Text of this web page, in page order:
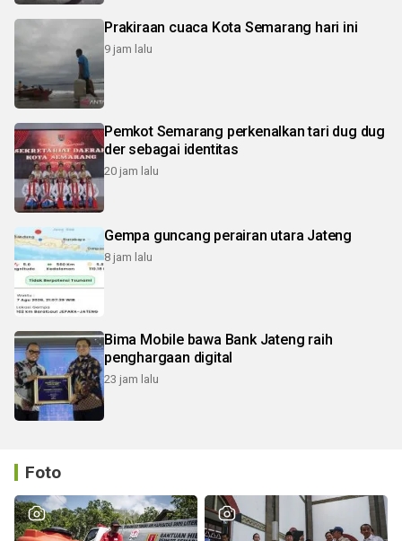
Prakiraan cuaca Kota Semarang hari ini
9 jam lalu
Pemkot Semarang perkenalkan tari dug dug
der sebagai identitas
20 jam lalu
Gempa guncang perairan utara Jateng
8 jam lalu
Bima Mobile bawa Bank Jateng raih
penghargaan digital
23 jam lalu
Foto